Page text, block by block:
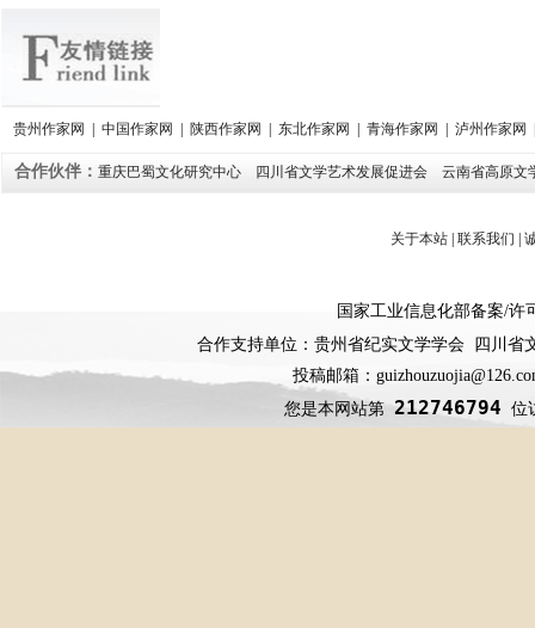
贵州作家网 | 中国作家网 | 陕西作家网 | 东北作家网 | 青海作家网 | 泸州作家网
合作伙伴： 重庆巴蜀文化研究中心 四川省文学艺术发展促进会 云南省高原文
关于本站| 联系我们 |
国家工业信息化部备案/许
合作支持单位：贵州省纪实文学学会 四川
投稿邮箱：
您是本网站第212746794